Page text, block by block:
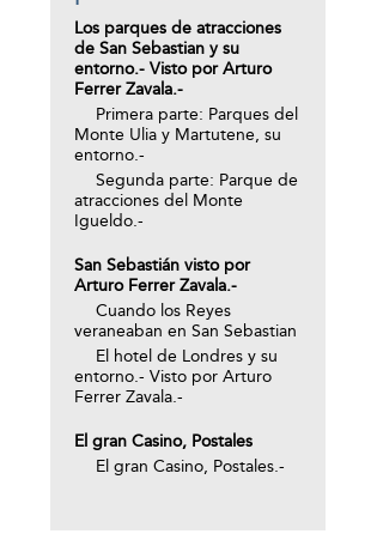
Los parques de atracciones
de San Sebastian y su
entorno.- Visto por Arturo
Ferrer Zavala.-
Primera parte: Parques del
Monte Ulia y Martutene, su
entorno.-
Segunda parte: Parque de
atracciones del Monte
Igueldo.-
San Sebastián visto por
Arturo Ferrer Zavala.-
Cuando los Reyes
veraneaban en San Sebastian
El hotel de Londres y su
entorno.- Visto por Arturo
Ferrer Zavala.-
El gran Casino, Postales
El gran Casino, Postales.-